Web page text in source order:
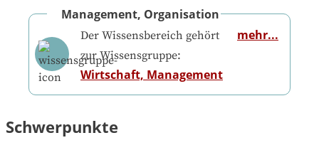
Management, Organisation
Der Wissensbereich gehört
zur Wissensgruppe:
Wirtschaft, Management
mehr...
Schwerpunkte